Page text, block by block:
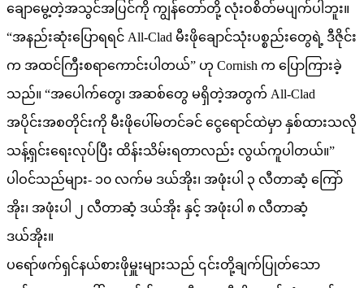
ချောမွေ့တဲ့အသွင်အပြင်ကို ကျွန်တော်တို့ လုံးဝစိတ်မပျက်ပါဘူး။
“အနည်းဆုံးပြောရရင် All-Clad မီးဖိုချောင်သုံးပစ္စည်းတွေရဲ့ ဒီဇိုင်း
က အထင်ကြီးစရာကောင်းပါတယ်” ဟု Cornish က ပြောကြားခဲ့
သည်။ “အပေါက်တွေ၊ အဆစ်တွေ မရှိတဲ့အတွက် All-Clad
အပိုင်းအစတိုင်းကို မီးဖိုပေါ်မတင်ခင် ငွေရောင်ထဲမှာ နှစ်ထားသလို
သန့်ရှင်းရေးလုပ်ပြီး ထိန်းသိမ်းရတာလည်း လွယ်ကူပါတယ်။”
ပါဝင်သည်များ- ၁၀ လက်မ ဒယ်အိုး၊ အဖုံးပါ ၃ လီတာဆံ့ ကြော်
အိုး၊ အဖုံးပါ ၂ လီတာဆံ့ ဒယ်အိုး နှင့် အဖုံးပါ ၈ လီတာဆံ့
ဒယ်အိုး။
ပရော်ဖက်ရှင်နယ်စားဖိုမှူးများသည် ၎င်းတို့ချက်ပြုတ်သော